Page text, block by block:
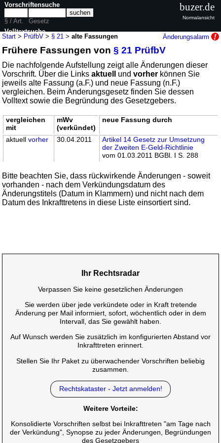
Start > PrüfbV > § 21 >alte Fassungen Änderungsalarm
Frühere Fassungen von§ 21 PrüfbV
Die nachfolgende Aufstellung zeigt alle Änderungen dieser
Vorschrift. Über die Linksaktuell undvorher können Sie
jeweils alte Fassung (a.F.) und neue Fassung (n.F.)
vergleichen. Beim Änderungsgesetz finden Sie dessen
Volltext sowie die Begründung des Gesetzgebers.
vergleichen
mit
mWv
(verkündet)
neue Fassung durch
aktuellvorher 30.04.2011
Artikel 14 Gesetz zur Umsetzung
der Zweiten E-Geld-Richtlinie
vom 01.03.2011 BGBl. I S. 288
Bitte beachten Sie, dass rückwirkende Änderungen - soweit
vorhanden - nach dem Verkündungsdatum des
Änderungstitels (Datum in Klammern) und nicht nach dem
Datum des Inkrafttretens in diese Liste einsortiert sind.
Vorschriftensuche
§ / Art.
Gesetz
Volltextsuche
nur in PrüfbV
buzer.de
Normalansicht
Ihr Rechtsradar
Verpassen Sie keine gesetzlichen Änderungen
Sie werden über jede verkündete oder in Kraft tretende
Änderung per Mail informiert, sofort, wöchentlich oder in dem
Intervall, das Sie gewählt haben.
Auf Wunsch werden Sie zusätzlich im konfigurierten Abstand vor
Inkrafttreten erinnert.
Stellen Sie Ihr Paket zu überwachender Vorschriften beliebig
zusammen.
Rechtskataster - Jetzt anmelden!
Weitere Vorteile:
Konsolidierte Vorschriften selbst bei Inkrafttreten "am Tage nach
der Verkündung", Synopse zu jeder Änderungen, Begründungen
des Gesetzgebers